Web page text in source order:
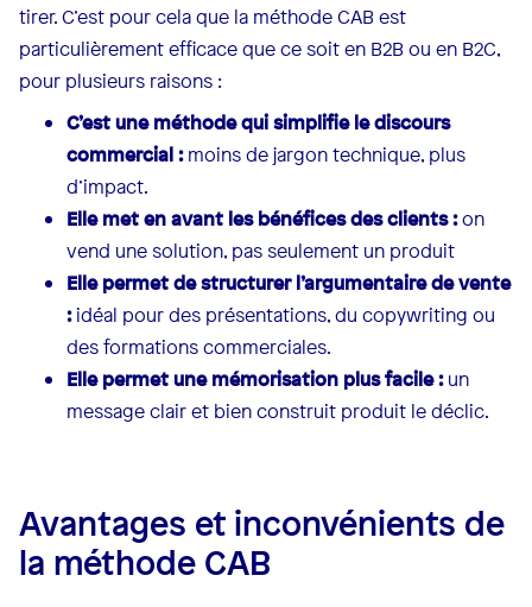
tirer. C’est pour cela que la méthode CAB est
particulièrement efficace que ce soit en B2B ou en B2C,
pour plusieurs raisons :
C’est une méthode qui simplifie le discours
commercial :moins de jargon technique, plus
d’impact.
Elle met en avant les bénéfices des clients :on
vend une solution, pas seulement un produit
Elle permet de structurer l’argumentaire de vente
:idéal pour des présentations, du copywriting ou
des formations commerciales.
Elle permet une mémorisation plus facile :un
message clair et bien construit produit le déclic.
Avantages et inconvénients de
la méthode CAB